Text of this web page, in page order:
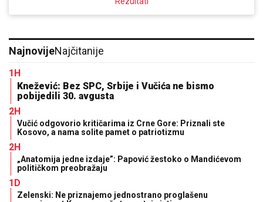
NajnovijeNajčitanije
1H
Knežević: Bez SPC, Srbije i Vučića ne bismo
pobijedili 30. avgusta
2H
Vučić odgovorio kritičarima iz Crne Gore: Priznali ste
Kosovo, a nama solite pamet o patriotizmu
2H
„Anatomija jedne izdaje”: Papović žestoko o Mandićevom
političkom preobražaju
1D
Zelenski: Ne priznajemo jednostrano proglašenu